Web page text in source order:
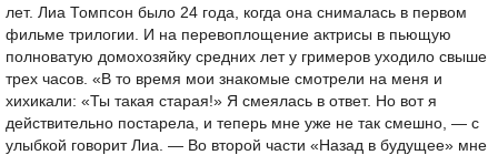
лет. Лиа Томпсон было 24 года, когда она снималась в первом
фильме трилогии. И на перевоплощение актрисы в пьющую
полноватую домохозяйку средних лет у гримеров уходило свыше
трех часов. «В то время мои знакомые смотрели на меня и
хихикали: «Ты такая старая!» Я смеялась в ответ. Но вот я
действительно постарела, и теперь мне уже не так смешно, — с
улыбкой говорит Лиа. — Во второй части «Назад в будущее» мне